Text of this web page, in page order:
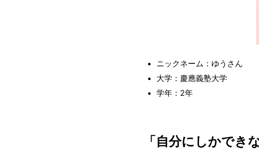
ニックネーム：ゆうさん
大学：慶應義塾大学
学年：2年
「自分にしかでき